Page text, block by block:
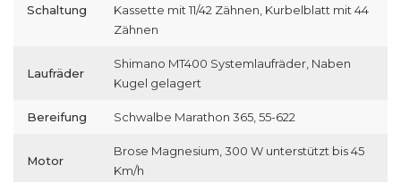
Schaltung
Kassette mit 11/42 Zähnen, Kurbelblatt mit 44
Zähnen
Laufräder
Shimano MT400 Systemlaufräder, Naben
Kugel gelagert
Bereifung Schwalbe Marathon 365, 55-622
Motor
Brose Magnesium, 300 W unterstützt bis 45
Km/h